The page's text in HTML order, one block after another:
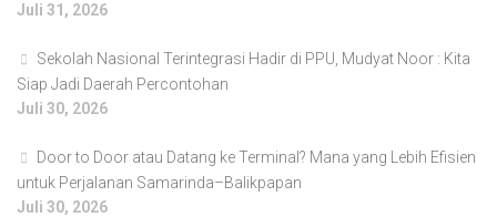
Juli 31, 2026
Sekolah Nasional Terintegrasi Hadir di PPU, Mudyat Noor : Kita
Siap Jadi Daerah Percontohan
Juli 30, 2026
Door to Door atau Datang ke Terminal? Mana yang Lebih Efisien
untuk Perjalanan Samarinda–Balikpapan
Juli 30, 2026